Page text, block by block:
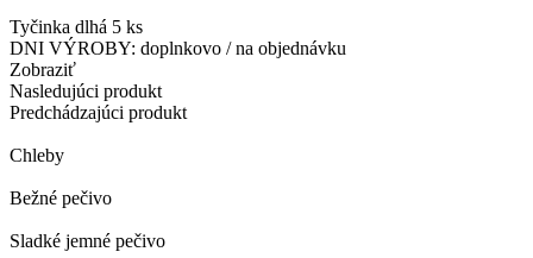
Tyčinka dlhá 5 ks
DNI VÝROBY: doplnkovo / na objednávku
Zobraziť
Nasledujúci produkt
Predchádzajúci produkt
Chleby
Bežné pečivo
Sladké jemné pečivo